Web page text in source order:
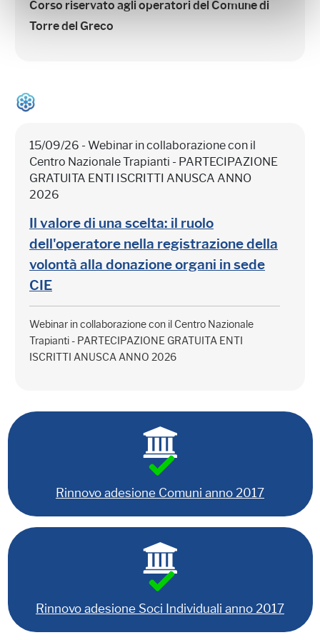
Corso riservato agli operatori del Comune di
Torre del Greco
15/09/26 - Webinar in collaborazione con il
Centro Nazionale Trapianti - PARTECIPAZIONE
GRATUITA ENTI ISCRITTI ANUSCA ANNO
2026
Il valore di una scelta: il ruolo
dell'operatore nella registrazione della
volontà alla donazione organi in sede
CIE
Webinar in collaborazione con il Centro Nazionale
Trapianti - PARTECIPAZIONE GRATUITA ENTI
ISCRITTI ANUSCA ANNO 2026
Rinnovo adesione Comuni anno 2017
Rinnovo adesione Soci Individuali anno 2017